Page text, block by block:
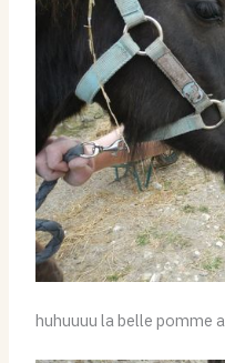
huhuuuu la belle pomme